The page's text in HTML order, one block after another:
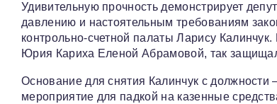
Удивительную прочность демонстрирует
давлению и настоятельным требованиям
контрольно-счетной палаты Ларису
Юрия Кариха Еленой Абрамовой, так
Основание для снятия Калинчук с
мероприятие для падкой на казенные